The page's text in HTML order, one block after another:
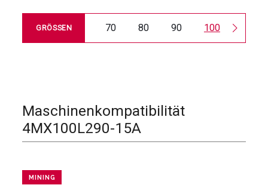
GRÖSSEN 70 80 90 100 120
Maschinenkompatibilität
4MX100L290-15A
MINING